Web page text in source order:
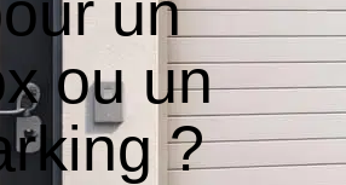
ou un
?